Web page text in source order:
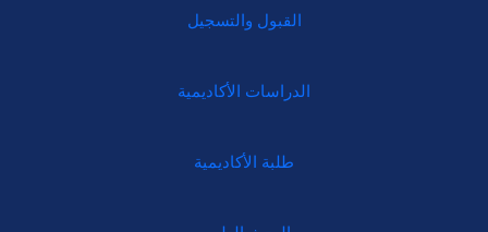
القبول والتسجيل
الدراسات الأكاديمية
طلبة الأكاديمية